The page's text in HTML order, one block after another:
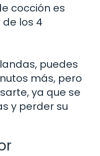
cocción es
los 4
puedes
más, pero
ya que se
y perder su